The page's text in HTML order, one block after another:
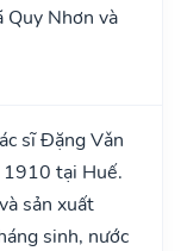
Quy Nhơn và
sĩ Đặng Vǎn
1910 tại Huế.
sản xuất
sinh, nước